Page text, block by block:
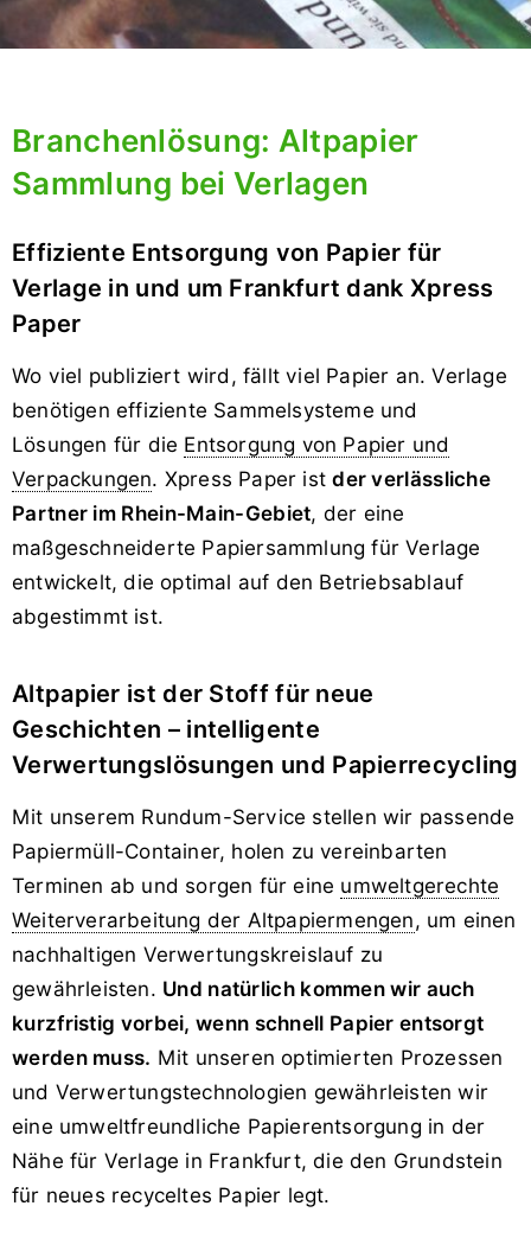
Branchenlösung: Altpapier
Sammlung bei Verlagen
Effiziente Entsorgung von Papier für
Verlage in und um Frankfurt dank Xpress
Paper
Wo viel publiziert wird, fällt viel Papier an. Verlage
benötigen effiziente Sammelsysteme und
Lösungen für die Entsorgung von Papier und
Verpackungen. Xpress Paper istder verlässliche
Partner im Rhein-Main-Gebiet, der eine
maßgeschneiderte Papiersammlung für Verlage
entwickelt, die optimal auf den Betriebsablauf
abgestimmt ist.
Altpapier ist der Stoff für neue
Geschichten – intelligente
Verwertungslösungen und Papierrecycling
Mit unserem Rundum-Service stellen wir passende
Papiermüll-Container, holen zu vereinbarten
Terminen ab und sorgen für eine umweltgerechte
Weiterverarbeitung der Altpapiermengen, um einen
nachhaltigen Verwertungskreislauf zu
gewährleisten. Und natürlich kommen wir auch
kurzfristig vorbei, wenn schnell Papier entsorgt
werden muss. Mit unseren optimierten Prozessen
und Verwertungs­technologien gewährleisten wir
eine umweltfreundliche Papier­entsorgung in der
Nähe für Verlage in Frankfurt, die den Grundstein
für neues recyceltes Papier legt.